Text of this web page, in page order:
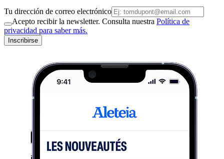
Tu dirección de correo electrónico
Acepto recibir la newsletter. Consulta nuestra Política de
privacidad para saber más.
Inscribirse